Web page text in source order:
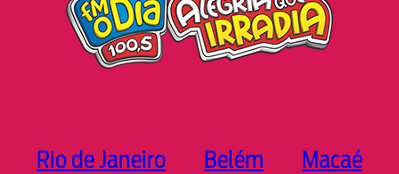
Rio de Janeiro Belém
Macaé